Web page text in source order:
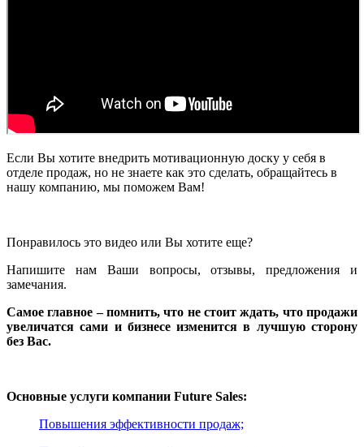
Если Вы хотите внедрить мотивационную доску у себя в
отделе продаж, но не знаете как это сделать, обращайтесь в
нашу компанию, мы поможем Вам!
Понравилось это видео или Вы хотите еще?
Напишите нам Ваши вопросы, отзывы, предложения и
замечания.
Самое главное – помнить, что не стоит ждать, что продажи
увеличатся сами и бизнесе изменится в лучшую сторону
без Вас.
Основные услуги компании Future Sales:
Повышения эффективности продаж;